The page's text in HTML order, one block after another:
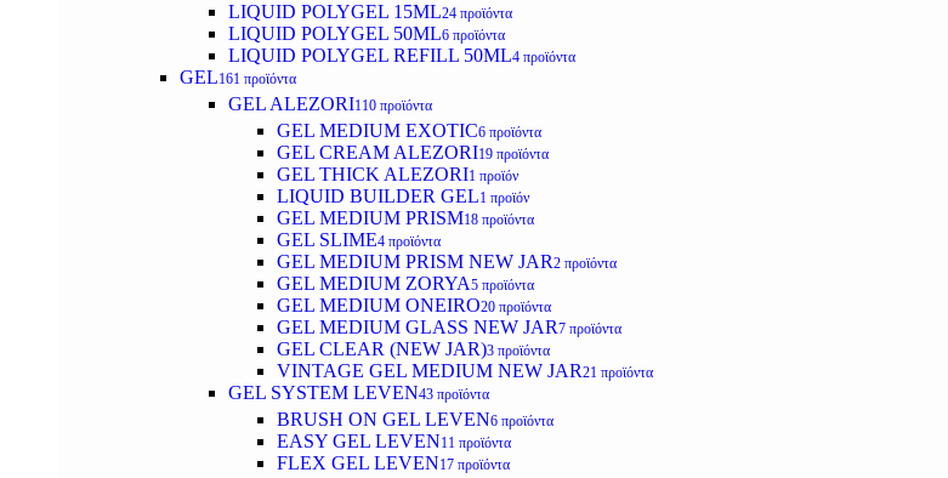
LIQUID POLYGEL 15ML24 προϊόντα
LIQUID POLYGEL 50ML6 προϊόντα
LIQUID POLYGEL REFILL 50ML4 προϊόντα
GEL161 προϊόντα
GEL ALEZORI110 προϊόντα
GEL MEDIUM EXOTIC6 προϊόντα
GEL CREAM ALEZORI19 προϊόντα
GEL THICK ALEZORI1 προϊόν
LIQUID BUILDER GEL1 προϊόν
GEL MEDIUM PRISM18 προϊόντα
GEL SLIME4 προϊόντα
GEL MEDIUM PRISM NEW JAR2 προϊόντα
GEL MEDIUM ZORYA5 προϊόντα
GEL MEDIUM ONEIRO20 προϊόντα
GEL MEDIUM GLASS NEW JAR7 προϊόντα
GEL CLEAR (NEW JAR)3 προϊόντα
VINTAGE GEL MEDIUM NEW JAR21 προϊόντα
GEL SYSTEM LEVEN43 προϊόντα
BRUSH ON GEL LEVEN6 προϊόντα
EASY GEL LEVEN11 προϊόντα
FLEX GEL LEVEN17 προϊόντα